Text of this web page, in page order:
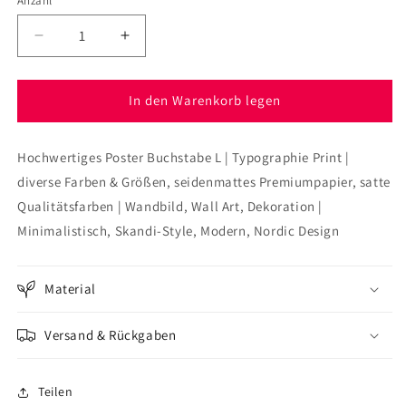
Verringere
die
Menge
Poster
L
Erhöhe
die
Menge
für
Poster
L
In den Warenkorb legen
Hochwertiges Poster Buchstabe L | Typographie Print |
diverse Farben & Größen, seidenmattes Premiumpapier, satte
Qualitätsfarben | Wandbild, Wall Art, Dekoration |
Minimalistisch, Skandi-Style, Modern, Nordic Design
Material
Versand & Rückgaben
Teilen